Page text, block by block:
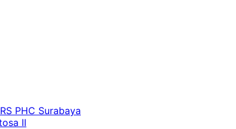
PHC Surabaya
II